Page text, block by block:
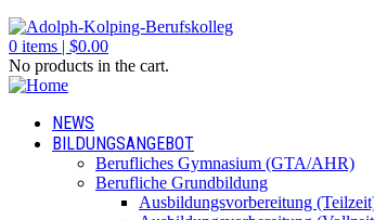
0 items | $0.00
No products in the cart.
NEWS
BILDUNGSANGEBOT
Berufliches Gymnasium (GTA/AHR)
Berufliche Grundbildung
Ausbildungsvorbereitung